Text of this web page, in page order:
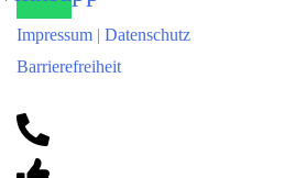
Impressum | Datenschutz
Barrierefreiheit